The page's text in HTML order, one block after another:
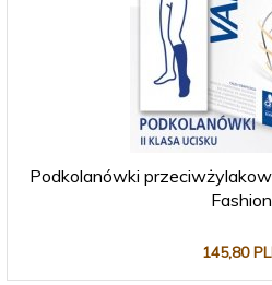
Podkolanówki
Fashion
145,80